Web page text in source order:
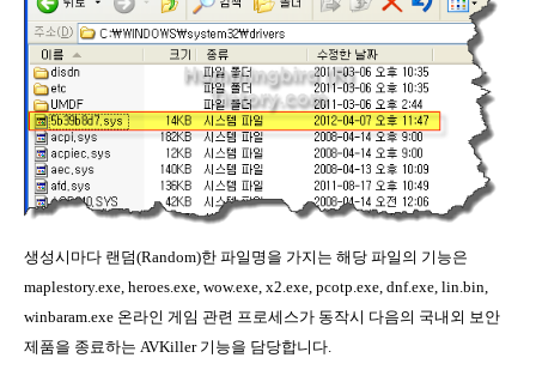
생성시마다 랜덤(Random)한 파일명을 가지는 해당 파일의 기능은
maplestory.exe, heroes.exe, wow.exe, x2.exe, pcotp.exe, dnf.exe, lin.bin,
winbaram.exe 온라인 게임 관련 프로세스가 동작시 다음의 국내외 보안
제품을 종료하는 AVKiller 기능을 담당합니다.